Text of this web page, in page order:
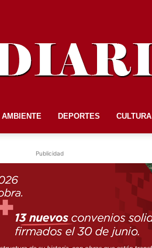
DIARIO
AMBIENTE DEPORTES CULTURA
Publicidad